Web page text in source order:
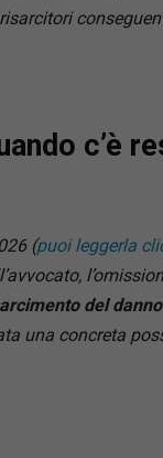
c’è
(puoi leggerla
del danno
una concreta